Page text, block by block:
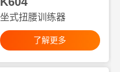
坐式扭腰训练器
了解更多